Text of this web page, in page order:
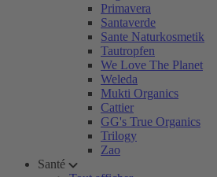
Primavera
Santaverde
Sante Naturkosmetik
Tautropfen
We Love The Planet
Weleda
Mukti Organics
Cattier
GG's True Organics
Trilogy
Zao
Santé